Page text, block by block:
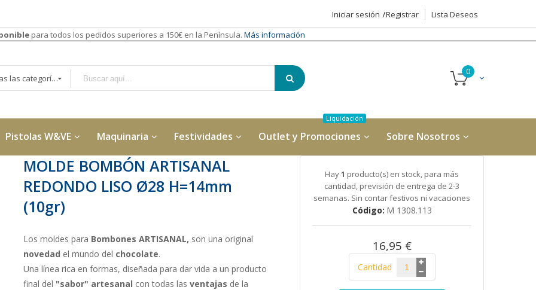
Iniciar sesión Registrar
Lista Deseos
para todos los pedidos superiores a 150€ en la Península. Más información
Todas las categorías
Pistolas W&VE Maquinaria Festividades Outlet y Promociones Sobre Nosotros
Hay1 producto(s) en stock, para más
cantidad, previsión de entrega de 2-3
semanas. Sin contar festivos ni vacaciones
Código M 1308.113
16,95 €
Cantidad
MOLDE BOMBÓN ARTISANAL
REDONDO LISO Ø28 H=14mm
(10gr)
Los moldes para Bombones ARTISANAL, son una original
novedad el mundo del chocolate.
Una línea rica en formas, diseñada para dar vida a un producto
final del "sabor" artesanal con todas las ventajas de la